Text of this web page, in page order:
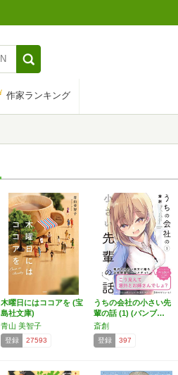
作家ランキング
木曜日にはココアを (宝
島社文庫)
青山 美智子
登録 27593
うちの会社の小さい先
輩の話 (1) (バンブ…
斎創
登録 397